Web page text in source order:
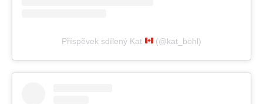
Příspěvek sdílený Kat (@kat_bohl)